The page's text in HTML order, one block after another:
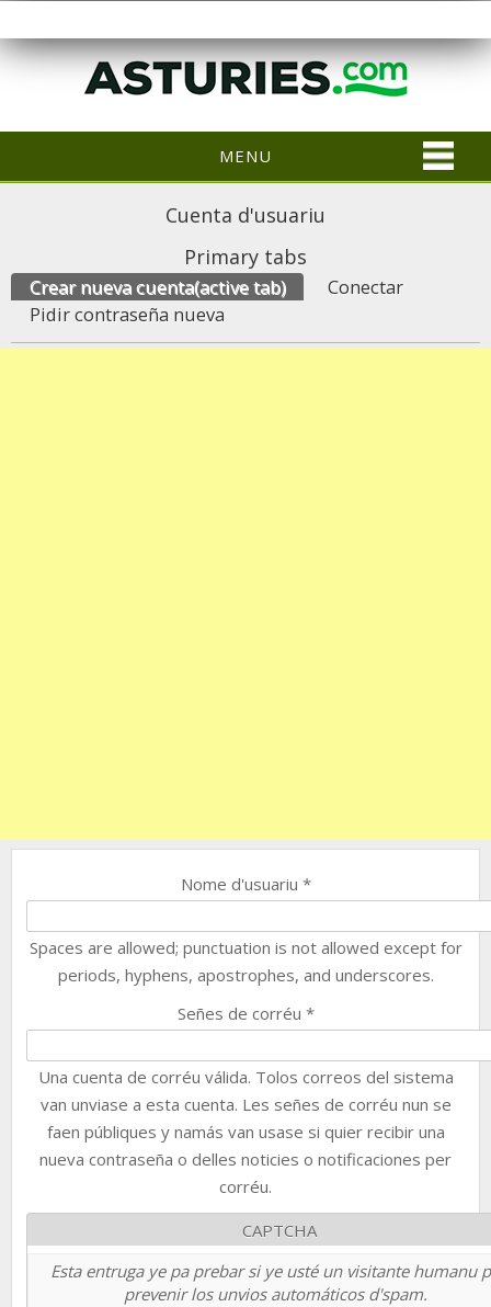
MENU
Cuenta d'usuariu
Primary tabs
Crear nueva cuenta(active tab)
Conectar
Pidir contraseña nueva
Nome d'usuariu *
Spaces are allowed; punctuation is not allowed except for
periods, hyphens, apostrophes, and underscores.
Señes de corréu *
Una cuenta de corréu válida. Tolos correos del sistema
van unviase a esta cuenta. Les señes de corréu nun se
faen públiques y namás van usase si quier recibir una
nueva contraseña o delles noticies o notificaciones per
corréu.
CAPTCHA
Esta entruga ye pa prebar si ye usté un visitante humanu
prevenir los unvios automáticos d'spam.